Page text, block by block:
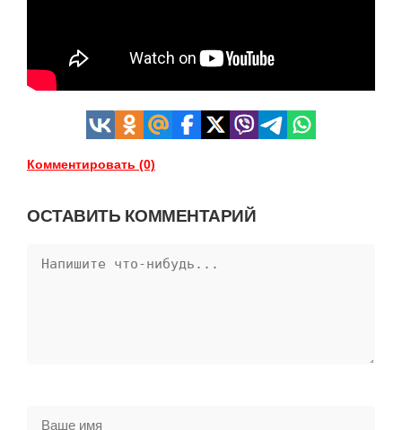
Комментировать (0)
ОСТАВИТЬ КОММЕНТАРИЙ